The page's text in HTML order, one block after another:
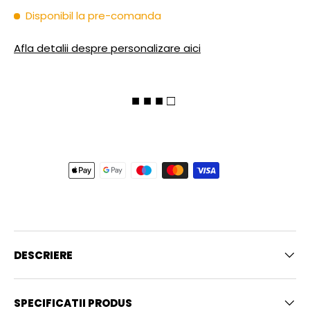
Disponibil la pre-comanda
Afla detalii despre personalizare aici
■ ■ ■ □
DESCRIERE
SPECIFICATII PRODUS